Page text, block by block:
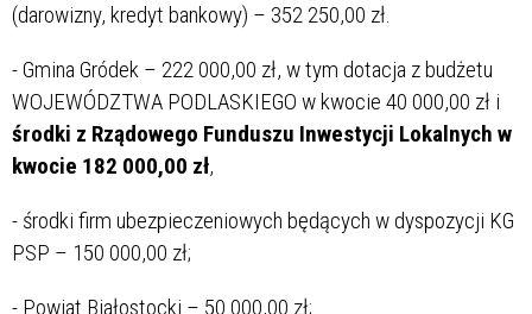
(darowizny, kredyt bankowy) – 352 250,00 zł.
- Gmina Gródek – 222 000,00 zł, w tym dotacja z budżetu
WOJEWÓDZTWA PODLASKIEGO w kwocie 40 000,00 zł i
środki z Rządowego Funduszu Inwestycji Lokalnych w
kwocie 182 000,00 zł,
- środki firm ubezpieczeniowych będących w dyspozycji KG
PSP – 150 000,00 zł;
- Powiat Białostocki – 50 000,00 zł;